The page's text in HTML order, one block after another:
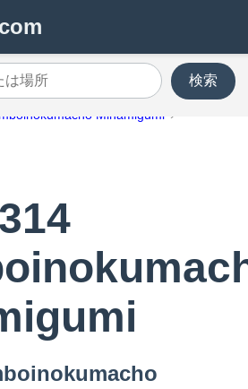
場所
検索
Minamigumi